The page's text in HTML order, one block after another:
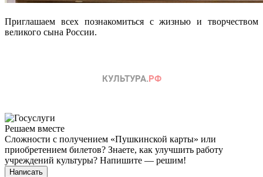
Приглашаем всех познакомиться с жизнью и творчеством
великого сына России.
Решаем вместе
Сложности с получением «Пушкинской карты» или
приобретением билетов? Знаете, как улучшить работу
учреждений культуры? Напишите — решим!
Написать